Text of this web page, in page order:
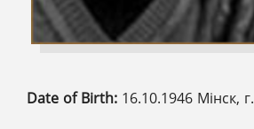
Date of Birth: 16.10.1946 Мінск, г.